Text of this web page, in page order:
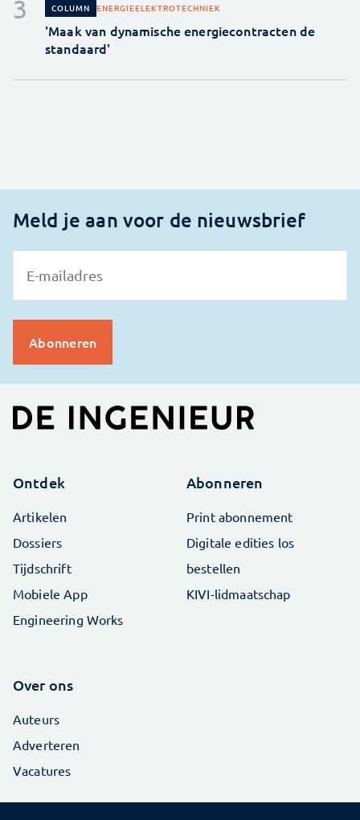
COLUMN ENERGIEELEKTROTECHNIEK
'Maak van dynamische energiecontracten de
standaard'
Meld je aan voor de nieuwsbrief
Ontdek
Artikelen
Dossiers
Tijdschrift
Mobiele App
Engineering Works
Abonneren
Print abonnement
Digitale edities los
bestellen
KIVI-lidmaatschap
Over ons
Auteurs
Adverteren
Vacatures